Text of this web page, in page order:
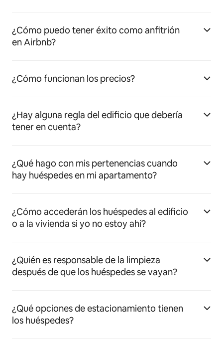
¿Cómo puedo tener éxito como anfitrión
en Airbnb?
¿Cómo funcionan los precios?
¿Hay alguna regla del edificio que debería
tener en cuenta?
¿Qué hago con mis pertenencias cuando
hay huéspedes en mi apartamento?
¿Cómo accederán los huéspedes al edificio
o a la vivienda si yo no estoy ahí?
¿Quién es responsable de la limpieza
después de que los huéspedes se vayan?
¿Qué opciones de estacionamiento tienen
los huéspedes?